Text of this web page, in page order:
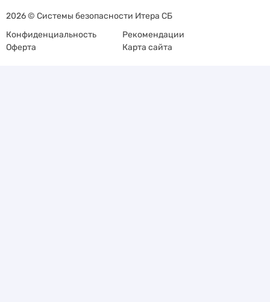
2026 © Системы безопасности Итера СБ
Конфиденциальность
Рекомендации
Оферта
Карта сайта